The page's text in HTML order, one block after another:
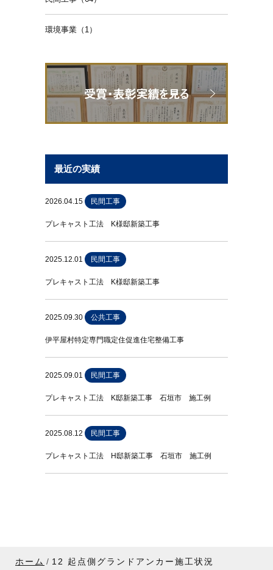
環境事業（1）
最近の実績
2026.04.15 民間工事
プレキャスト工法 K様邸新築工事
2025.12.01 民間工事
プレキャスト工法 K様邸新築工事
2025.09.30 公共工事
伊平屋村特定専門職定住促進住宅整備工事
2025.09.01 民間工事
プレキャスト工法 K邸新築工事 石垣市 施工例
2025.08.12 民間工事
プレキャスト工法 H邸新築工事 石垣市 施工例
ホーム 12 起点側グランドアンカー施工状況